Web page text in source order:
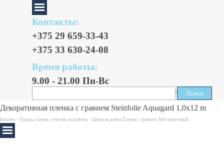
Контакты:
+375 29 659-33-43
+375 33 630-24-08
Время работы:
9.00 - 21.00 Пн-Вс
Поиск
Поиск
Декоративная пленка с гравием Steinfolie Aquagard 1,0х12 m
Каталог > Пруды, пленка, очистка, подсветка > Декор водоема.Пленка с гравием. Мат кокосовый.